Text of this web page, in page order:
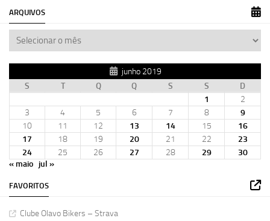
ARQUIVOS
junho 2019
S
T Q Q S S
D
1
2
3
4 5 6 7 8
9
10
11 12 13 14 15
16
17
18 19 20 21 22
23
24
25 26 27 28 29
30
« maio jul »
FAVORITOS
Clube Olavo Bikers – Strava